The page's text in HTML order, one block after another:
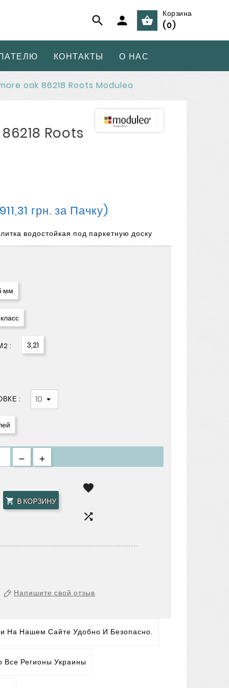
  
Корзина
(0)
КОНТАКТЫ О НАС
oak 86218 Roots Moduleo
Roots
грн. за Пачку)
водостойкая под паркетную доску
мм
: 3,21
:
 В КОРЗИНУ


Напишите свой отзыв
На Нашем Сайте Удобно И Безопасно.
Регионы Украины